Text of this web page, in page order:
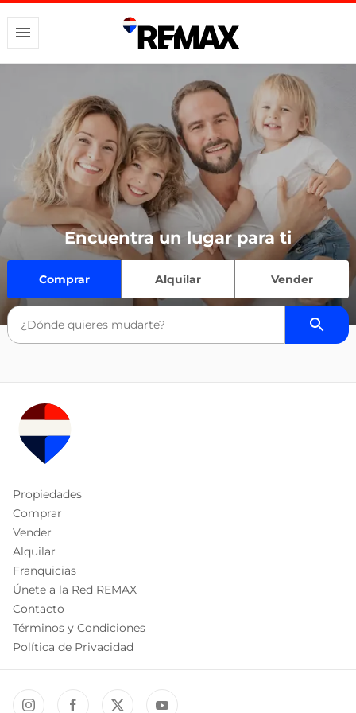
Encuentra un lugar para ti
Comprar Alquilar Vender
Propiedades
Comprar
Vender
Alquilar
Franquicias
Únete a la Red REMAX
Contacto
Términos y Condiciones
Política de Privacidad